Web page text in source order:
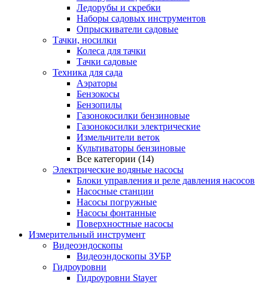
Ледорубы и скребки
Наборы садовых инструментов
Опрыскиватели садовые
Тачки, носилки
Колеса для тачки
Тачки садовые
Техника для сада
Аэраторы
Бензокосы
Бензопилы
Газонокосилки бензиновые
Газонокосилки электрические
Измельчители веток
Культиваторы бензиновые
Все категории (14)
Электрические водяные насосы
Блоки управления и реле давления насосов
Насосные станции
Насосы погружные
Насосы фонтанные
Поверхностные насосы
Измерительный инструмент
Видеоэндоскопы
Видеоэндоскопы ЗУБР
Гидроуровни
Гидроуровни Stayer